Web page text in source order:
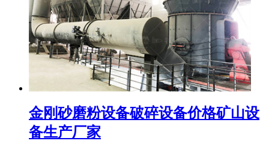
金刚砂磨粉设备破碎设备价格矿山设
备生产厂家